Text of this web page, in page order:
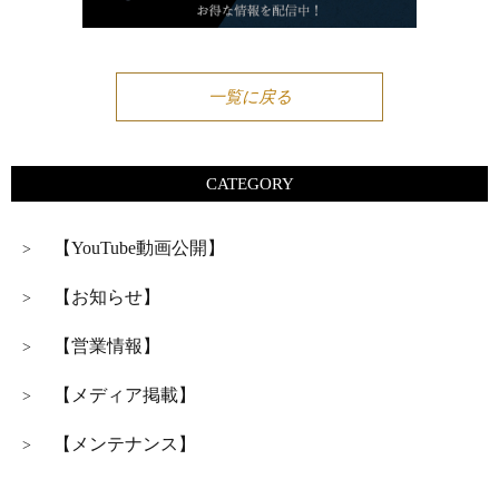
一覧に戻る
CATEGORY
> 【YouTube動画公開】
> 【お知らせ】
> 【営業情報】
> 【メディア掲載】
> 【メンテナンス】